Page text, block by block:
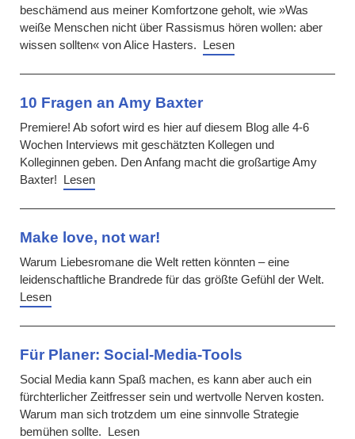
beschämend aus meiner Komfortzone geholt, wie »Was
weiße Menschen nicht über Rassismus hören wollen: aber
wissen sollten« von Alice Hasters. Lesen
10 Fragen an Amy Baxter
Premiere! Ab sofort wird es hier auf diesem Blog alle 4-6
Wochen Interviews mit geschätzten Kollegen und
Kolleginnen geben. Den Anfang macht die großartige Amy
Baxter! Lesen
Make love, not war!
Warum Liebesromane die Welt retten könnten – eine
leidenschaftliche Brandrede für das größte Gefühl der Welt.
Lesen
Für Planer: Social-Media-Tools
Social Media kann Spaß machen, es kann aber auch ein
fürchterlicher Zeitfresser sein und wertvolle Nerven kosten.
Warum man sich trotzdem um eine sinnvolle Strategie
bemühen sollte. Lesen